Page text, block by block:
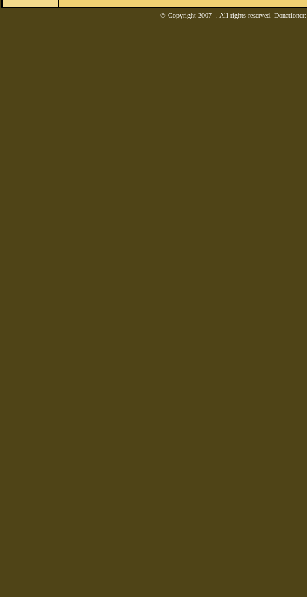
© Copyright 2007- . All rights reserved.